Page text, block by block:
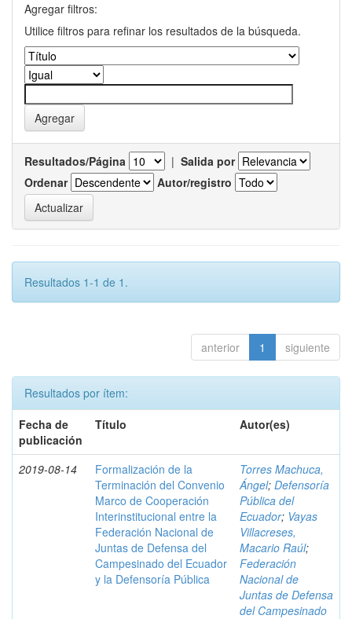
Agregar filtros:
Utilice filtros para refinar los resultados de la búsqueda.
Resultados/Página | Salida por
Ordenar
Autor/registro
Resultados 1-1 de 1.
anterior 1 siguiente
Resultados por ítem:
Fecha de
publicación
Título Autor(es)
2019-08-14
Formalización de la
Terminación del Convenio
Marco de Cooperación
Interinstitucional entre la
Federación Nacional de
Juntas de Defensa del
Campesinado del Ecuador
y la Defensoría Pública
Torres Machuca,
Ángel; Defensoría
Pública del
Ecuador; Vayas
Villacreses,
Macario Raúl;
Federación
Nacional de
Juntas de Defensa
del Campesinado